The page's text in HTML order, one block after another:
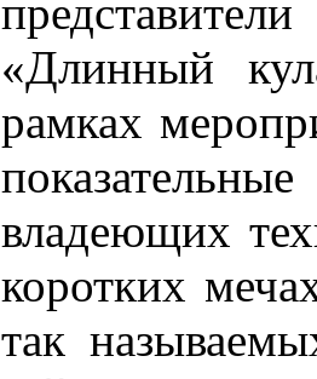
«Длинный
рамках
владеющих
коротких
так